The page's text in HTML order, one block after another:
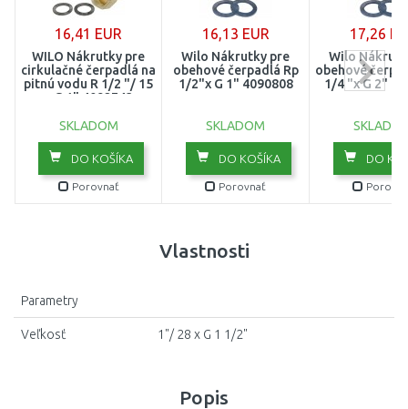
16,41 EUR
WILO Nákrutky pre
cirkulačné čerpadlá na
pitnú vodu R 1/2 "/ 15
x G 1" 4092743
SKLADOM
DO KOŠÍKA
Porovnať
16,13 EUR
Wilo Nákrutky pre
obehové čerpadlá Rp
1/2"x G 1" 4090808
SKLADOM
DO KOŠÍKA
Porovnať
17,26
Wilo
obehové
1/4 "x G 2"
DO
Popis
Vlastnosti
Parametry
Veľkosť 1"/ 28 x G 1 1/2"